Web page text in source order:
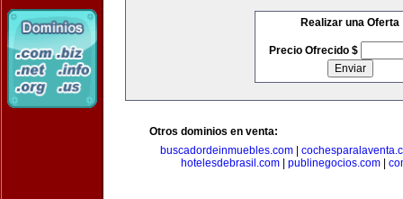
Realizar una Oferta
Precio Ofrecido $
Otros dominios en venta:
buscadordeinmuebles.com
hotelesdebrasil.com
publinegocios.com